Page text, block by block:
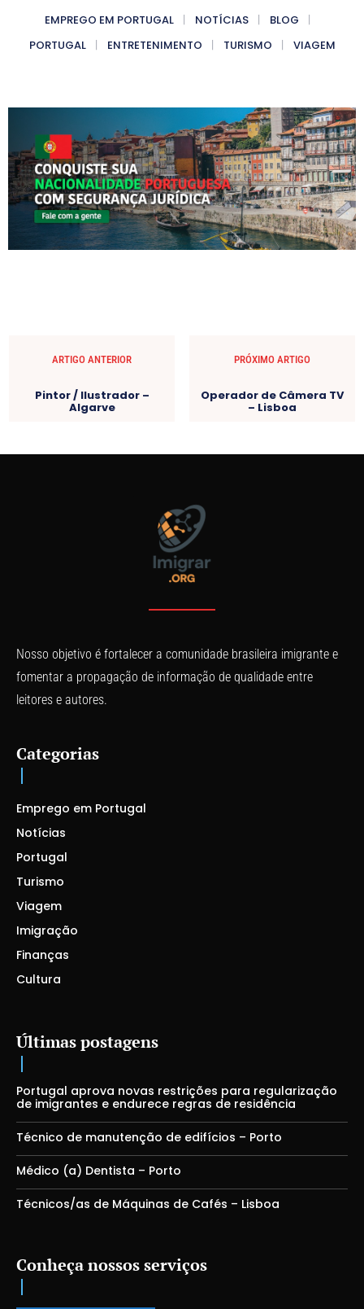
EMPREGO EM PORTUGAL NOTÍCIAS
BLOG
PORTUGAL
ENTRETENIMENTO TURISMO VIAGEM
ARTIGO ANTERIOR
Pintor / Ilustrador –
Algarve
PRÓXIMO ARTIGO
Operador de Câmera TV
– Lisboa
Nosso objetivo é fortalecer a comunidade brasileira imigrante e
fomentar a propagação de informação de qualidade entre
leitores e autores.
Categorias
Emprego em Portugal
Notícias
Portugal
Turismo
Viagem
Imigração
Finanças
Cultura
Últimas postagens
Portugal aprova novas restrições para regularização
de imigrantes e endurece regras de residência
Técnico de manutenção de edifícios – Porto
Médico (a) Dentista – Porto
Técnicos/as de Máquinas de Cafés – Lisboa
Conheça nossos serviços